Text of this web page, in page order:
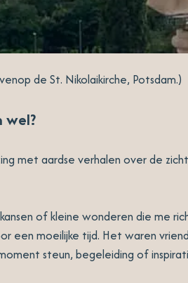
de St. Nikolaikirche, Potsdam.)
met aardse verhalen over de
of kleine wonderen die me
een moeilijke tijd. Het waren
steun, begeleiding of